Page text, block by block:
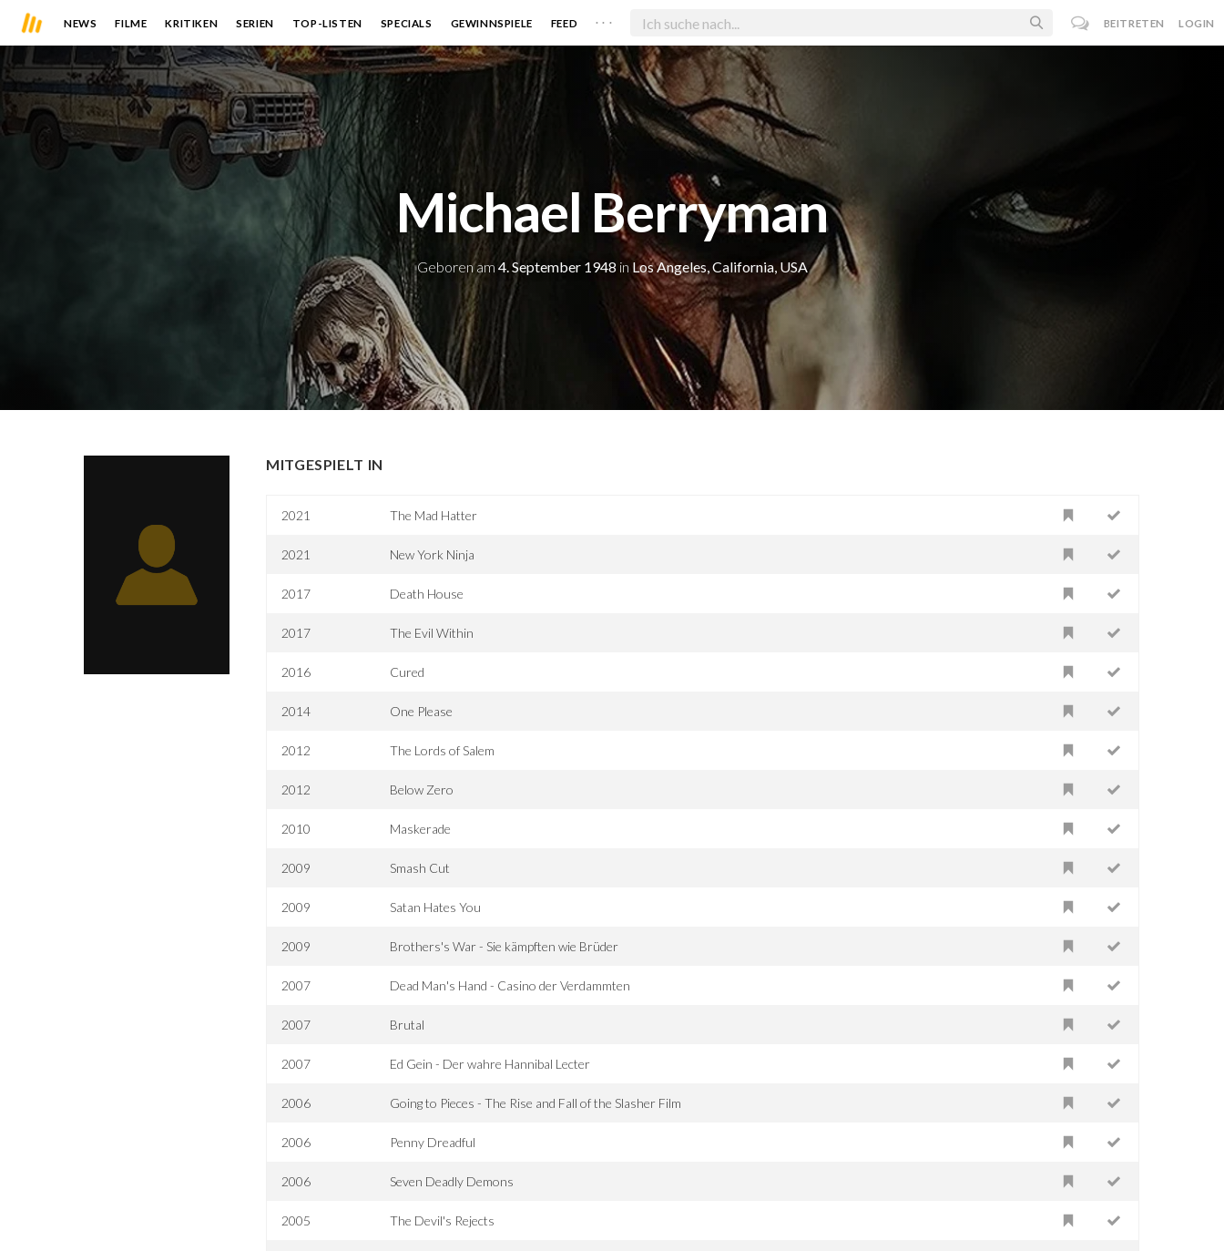
NEWS FILME KRITIKEN SERIEN TOP-LISTEN SPECIALS GEWINNSPIELE FEED . . . BEITRETEN LOGIN
Michael Berryman
Geboren am 4. September 1948 in Los Angeles, California, USA
MITGESPIELT IN
2021 The Mad Hatter
2021 New York Ninja
2017 Death House
2017 The Evil Within
2016 Cured
2014 One Please
2012 The Lords of Salem
2012 Below Zero
2010 Maskerade
2009 Smash Cut
2009 Satan Hates You
2009 Brothers's War - Sie kämpften wie Brüder
2007 Dead Man's Hand - Casino der Verdammten
2007 Brutal
2007 Ed Gein - Der wahre Hannibal Lecter
2006 Going to Pieces - The Rise and Fall of the Slasher Film
2006 Penny Dreadful
2006 Seven Deadly Demons
2005 The Devil's Rejects